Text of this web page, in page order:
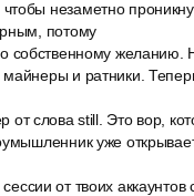
незаметно
потому
собственному
и ратники.
слова still. Это вор,
уже
от твоих